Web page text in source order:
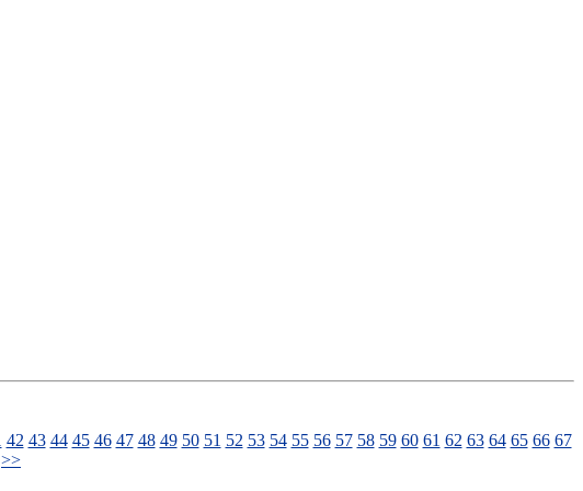
42 43 44 45 46 47 48 49 50 51 52 53 54 55 56 57 58 59 60 61 62 63 64 65 66 67
>>